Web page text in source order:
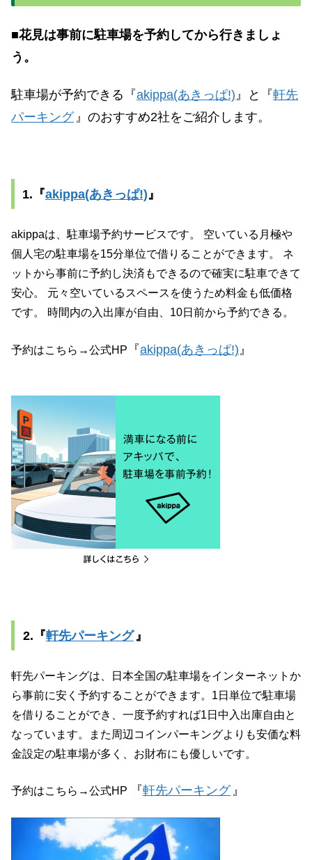
■花見は事前に駐車場を予約してから行きましょ
う。
駐車場が予約できる『akippa(あきっぱ!)』と『軒先
パーキング 』のおすすめ2社をご紹介します。
1.『akippa(あきっぱ!) 』
akippaは、駐車場予約サービスです。 空いている月極や
個人宅の駐車場を15分単位で借りることができます。 ネ
ットから事前に予約し決済もできるので確実に駐車できて
安心。 元々空いているスペースを使うため料金も低価格
です。 時間内の入出庫が自由、10日前から予約できる。
予約はこちら→公式HP 『akippa(あきっぱ!) 』
2. 『軒先パーキング 』
軒先パーキングは、日本全国の駐車場をインターネットか
ら事前に安く予約することができます。1日単位で駐車場
を借りることができ、一度予約すれば1日中入出庫自由と
なっています。また周辺コインパーキングよりも安価な料
金設定の駐車場が多く、お財布にも優しいです。
予約はこちら→公式HP 『軒先パーキング 』